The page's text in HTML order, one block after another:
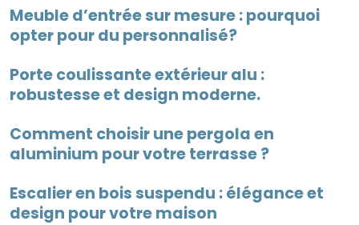
Meuble d’entrée sur mesure : pourquoi
opter pour du personnalisé?
Porte coulissante extérieur alu :
robustesse et design moderne.
Comment choisir une pergola en
aluminium pour votre terrasse ?
Escalier en bois suspendu : élégance et
design pour votre maison